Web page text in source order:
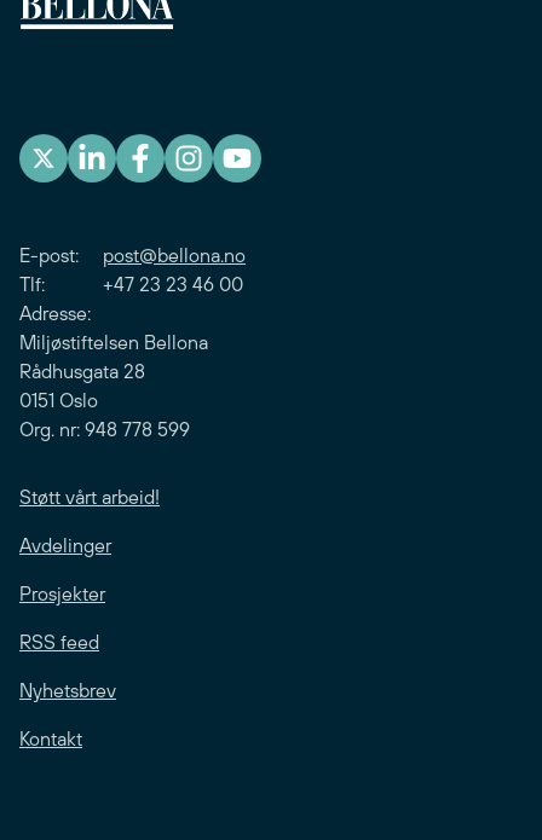
E-post: post@bellona.no
Tlf: +47 23 23 46 00
Adresse:
Miljøstiftelsen Bellona
Rådhusgata 28
0151 Oslo
Org. nr: 948 778 599
Støtt vårt arbeid!
Avdelinger
Prosjekter
RSS feed
Nyhetsbrev
Kontakt